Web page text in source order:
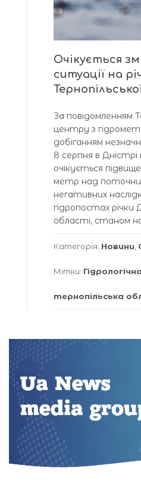
Очікується
ситуації на
За повідомленням
центру з
добіганням
8 серпня в Дністрі
очікується
метр над
негативних
гідропостах річки
області, станом
Категорія: Новини
Мітки:
тернопільська